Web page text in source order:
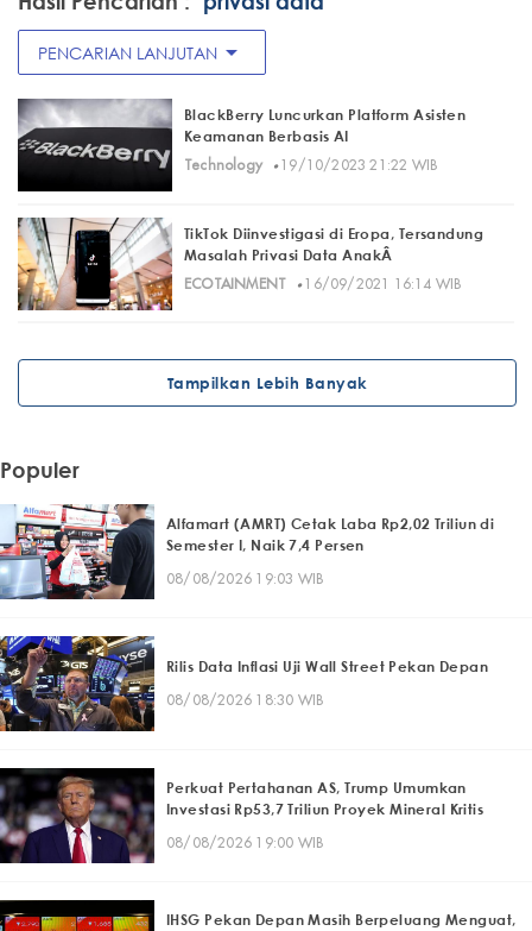
PENCARIAN LANJUTAN arrow_drop_down
BlackBerry Luncurkan Platform Asisten
Keamanan Berbasis AI
Technology
· 19/10/2023 21:22 WIB
TikTok Diinvestigasi di Eropa, Tersandung
Masalah Privasi Data AnakÂ
ECOTAINMENT
· 16/09/2021 16:14 WIB
Tampilkan Lebih Banyak
Populer
Alfamart (AMRT) Cetak Laba Rp2,02 Triliun di
Semester I, Naik 7,4 Persen
08/08/2026 19:03 WIB
Rilis Data Inflasi Uji Wall Street Pekan Depan
08/08/2026 18:30 WIB
Perkuat Pertahanan AS, Trump Umumkan
Investasi Rp53,7 Triliun Proyek Mineral Kritis
08/08/2026 19:00 WIB
IHSG Pekan Depan Masih Berpeluang Menguat,